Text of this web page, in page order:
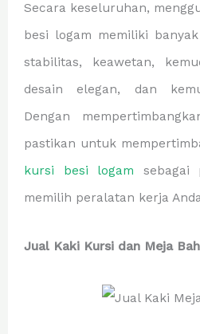
Secara keseluruhan,
besi logam memiliki
stabilitas, keawetan,
desain elegan, dan
Dengan
pastikan untuk
kursi besi logam sebagai
memilih peralatan kerja
Jual Kaki Kursi dan Meja